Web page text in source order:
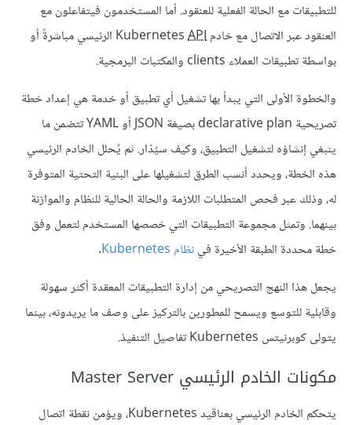
للتطبيقات مع الحالة الفعلية للعنقود. أما المستخدمون فيتفاعلون مع
العنقود عبر الاتصال مع خادم KubernetesAPI
الرئيسي مباشرةً أو
بواسطة تطبيقات العملاء clients والمكتبات البرمجية.
والخطوة الأولى التي يبدأ بها تشغيل أي تطبيق أو خدمة هي إعداد خطة
تصريحية declarative plan بصيغة JSON أو YAML تتضمن ما
ينبغي إنشاؤه لتشغيل التطبيق، وكيف سيُدّار. ثم يُحلل الخادم الرئيسي
هذه الخطة، ويحدد أنسب الطرق لتشغيلها على البنية التحتية المتوفرة
له، وذلك عبر فحص المتطلبات اللازمة والحالة الحالية للنظام والموازنة
بينهما. وتمثل مجموعة التطبيقات التي خصصها المستخدم لتعمل وفق
خطة محددة الطبقة الأخيرة فينظام Kubernetes
.
يجعل هذا النهج التصريحي من إدارة التطبيقات المعقدة أكثر سهولة
وقابلية للتوسع ويسمح للمطورين بالتركيز على وصف ما يريدونه، بينما
يتولى كوبرنيتس Kubernetes تفاصيل التنفيذ.
مكونات الخادم الرئيسي Master Server
يتحكم الخادم الرئيسي بعناقيد Kubernetes، ويؤمن نقطة اتصال